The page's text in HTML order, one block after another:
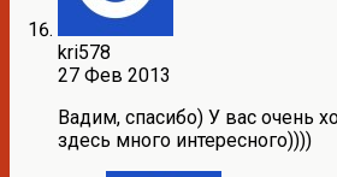
kri578
27 Фев 2013
Вадим, спасибо) У вас очень
здесь много интересного))))